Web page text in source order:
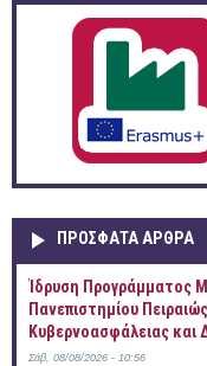
ΠΡOΣΦΑΤΑ AΡΘΡΑ
Ίδρυση Προγράμματος
Πανεπιστημίου
Κυβερνοασφάλειας και
Σάβ, 08/08/2026 - 10:56